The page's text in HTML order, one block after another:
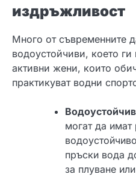
издръжливост
Много от съвременните
водоустойчиви, което
активни жени, които
практикуват водни
могат да имат
пръски вода
за плуване